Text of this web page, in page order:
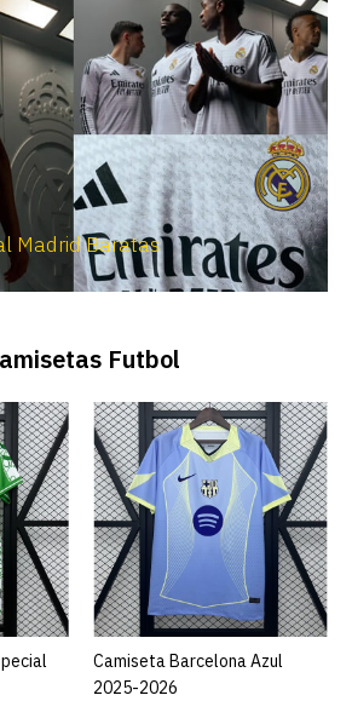
Madrid Baratas
Futbol
AGREGAR AL CARRO
Camiseta Barcelona Azul
2025-2026